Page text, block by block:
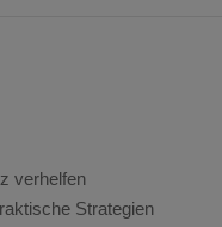
verhelfen
Strategien